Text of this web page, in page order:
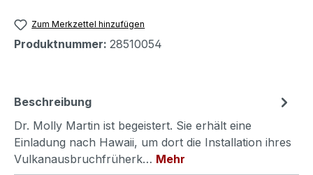
Zum Merkzettel hinzufügen
Produktnummer: 28510054
Beschreibung
Dr. Molly Martin ist begeistert. Sie erhält eine
Einladung nach Hawaii, um dort die Installation ihres
Vulkanausbruchfrüherk… Mehr